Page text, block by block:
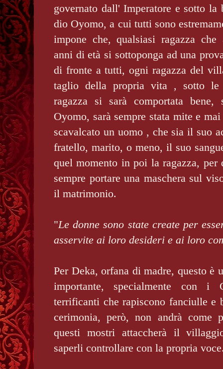
governato dall' Imperatore e sotto la
dio Oyomo, a cui tutti sono
impone che, qualsiasi ragazza
anni di età si sottoponga ad una
di fronte a tutti, ogni ragazza del
taglio della propria vita , sotto
ragazza si sarà comportata
Oyomo, sarà sempre stata mite e
scavalcato un uomo , che sia il suo
fratello, marito, o meno, il suo
quel momento in poi la ragazza, per
sempre portare una maschera sul
il matrimonio.
"Le donne sono state create per
asservite ai loro desideri e ai loro
Per Deka, orfana di madre, questo è
importante, specialmente con i
terrificanti che rapiscono fanciulle e
cerimonia, però, non andrà come
questi mostri attaccherà il
saperli controllare con la propria